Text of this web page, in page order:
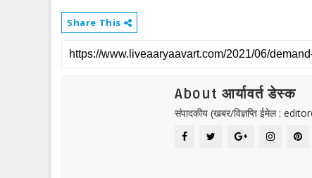
Share This
About आर्यावर्त डेस्क
संपादकीय (खबर/विज्ञप्ति ईमेल :